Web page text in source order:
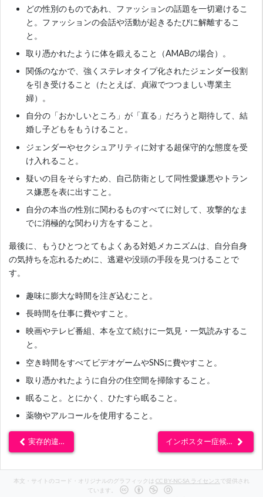
どの性別のものであれ、ファッションの話題を一切避けるこ
と。ファッションの会話や活動が起きるたびに解離するこ
と。
取り憑かれたように体を鍛えること（AMABの場合）。
関係のなかで、強くステレオタイプ化されたジェンダー役割
を引き受けること（たとえば、貞淑でつつましい専業主
婦）。
自分の「おかしいところ」が「直る」だろうと期待して、結
婚し子どもをもうけること。
ジェンダーやセクシュアリティに対する超保守的な態度を受
け入れること。
疑いの目をそらすため、自己防衛として同性愛嫌悪やトラン
ス嫌悪を表に出すこと。
自分の本当の性別に関わるものすべてに対して、攻撃的なま
でに消極的な関わり方をすること。
最後に、もうひとつとてもよくある対処メカニズムは、自分自身
の気持ちを忘れるために、逃避や没頭の手段を見つけることで
す。
趣味に膨大な時間を注ぎ込むこと。
長時間を仕事に費やすこと。
映画やテレビ番組、本を立て続けに一気見・一気読みするこ
と。
空き時間をすべてビデオゲームやSNSに費やすこと。
取り憑かれたように自分の住空間を掃除すること。
眠ること。とにかく、ひたすら眠ること。
薬物やアルコールを使用すること。
実存的違和 インポスター症候群
本文・サイトのコード・オリジナルのグラフィックは CC BY-NC-SA ライセンス で提供され
ています。